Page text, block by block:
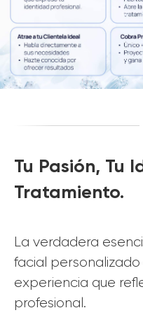
Tu Pasión, Tu
Tratamiento.
La verdadera
facial
experiencia que
profesional.